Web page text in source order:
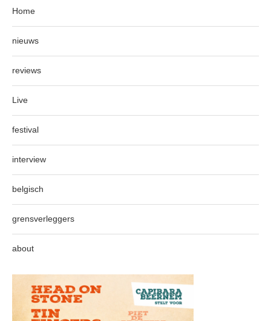
Home
nieuws
reviews
Live
festival
interview
belgisch
grensverleggers
about